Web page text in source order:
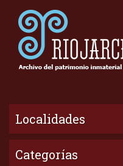
Localidades
Categorías